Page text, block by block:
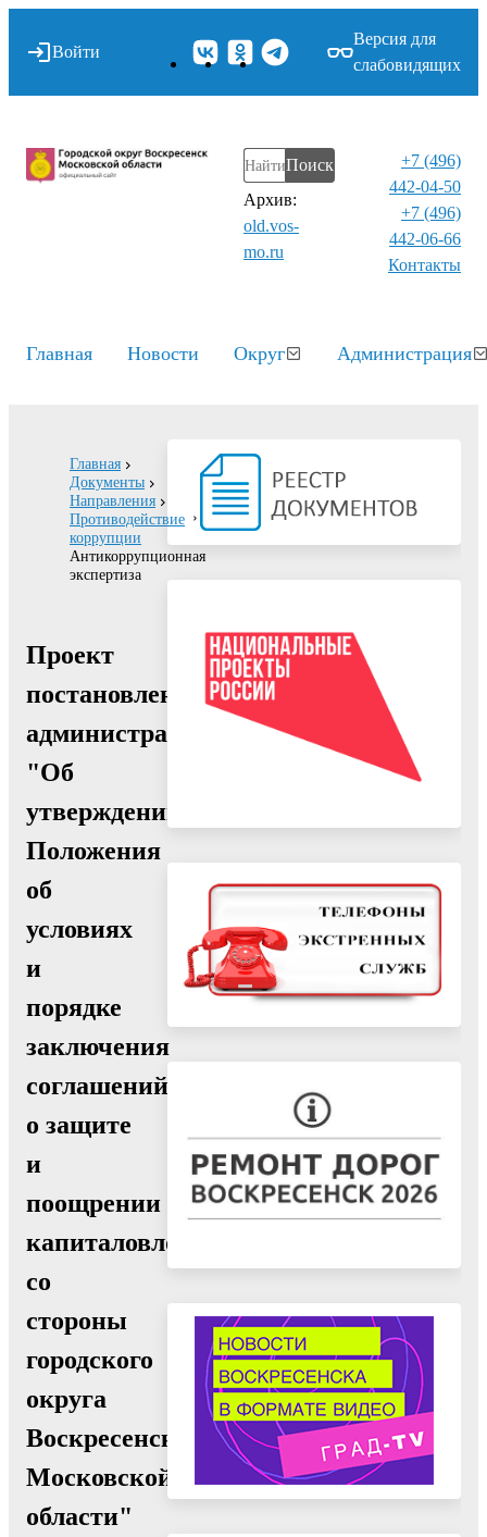
Войти
Версия для
слабовидящих
Поиск
Архив:
old.vos-
mo.ru
+7 (496)
442-04-50
+7 (496)
442-06-66
Контакты⁠
Главная Новости Округ Администрация
Главная
Документы
Направления
Противодействие
коррупции
Антикоррупционная
экспертиза
Проект
постановления
администрации
"Об
утверждении
Положения
об
условиях
и
порядке
заключения
соглашений
о защите
и
поощрении
капиталовложений
со
стороны
городского
округа
Воскресенск
Московской
области"